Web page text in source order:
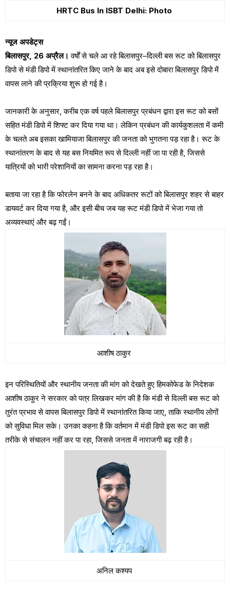
HRTC Bus In ISBT Delhi: Photo
न्यूज अपडेट्स
बिलासपुर, 26 अप्रैल। वर्षों से चले आ रहे बिलासपुर–दिल्ली बस रूट को बिलासपुर
डिपो से मंडी डिपो में स्थानांतरित किए जाने के बाद अब इसे दोबारा बिलासपुर डिपो में
वापस लाने की प्रक्रिया शुरू हो गई है।
जानकारी के अनुसार, करीब एक वर्ष पहले बिलासपुर प्रबंधन द्वारा इस रूट को बसों
सहित मंडी डिपो में शिफ्ट कर दिया गया था। लेकिन प्रबंधन की कार्यकुशलता में कमी
के चलते अब इसका खामियाजा बिलासपुर की जनता को भुगतना पड़ रहा है। रूट के
स्थानांतरण के बाद से यह बस नियमित रूप से दिल्ली नहीं जा पा रही है, जिससे
यात्रियों को भारी परेशानियों का सामना करना पड़ रहा है।
बताया जा रहा है कि फोरलेन बनने के बाद अधिकतर रूटों को बिलासपुर शहर से बाहर
डायवर्ट कर दिया गया है, और इसी बीच जब यह रूट मंडी डिपो में भेजा गया तो
अव्यवस्थाएं और बढ़ गईं।
आशीष ठाकुर
इन परिस्थितियों और स्थानीय जनता की मांग को देखते हुए हिमकोफेड के निदेशक
आशीष ठाकुर ने सरकार को पत्र लिखकर मांग की है कि मंडी से दिल्ली बस रूट को
तुरंत प्रभाव से वापस बिलासपुर डिपो में स्थानांतरित किया जाए, ताकि स्थानीय लोगों
को सुविधा मिल सके। उनका कहना है कि वर्तमान में मंडी डिपो इस रूट का सही
तरीके से संचालन नहीं कर पा रहा, जिससे जनता में नाराजगी बढ़ रही है।
अनिल कश्यप